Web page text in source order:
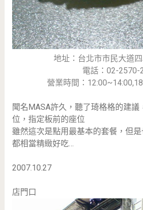
地址：台北市市民大道
電話： 02-2570-
營業時間：
聞名MASA許久，聽了琦格格的建
位，指定板前的座位
雖然這次是點用最基本的套餐，但
都相當精緻好吃…
2007.10.27
店門口